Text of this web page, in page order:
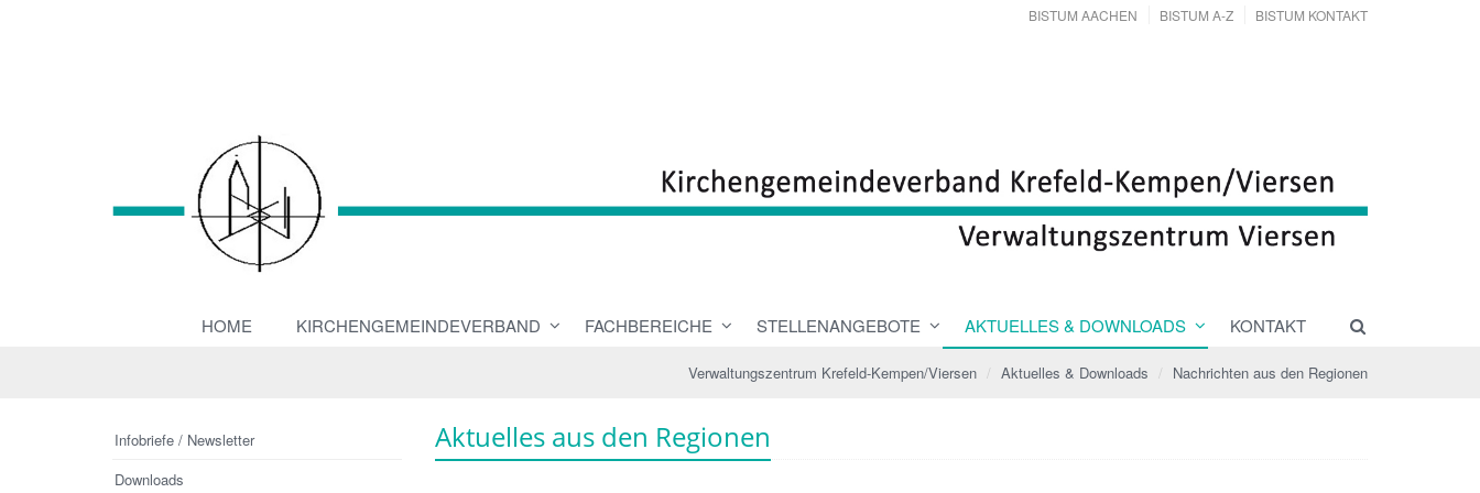
BISTUM AACHEN BISTUM A-Z BISTUM KONTAKT
HOME KIRCHENGEMEINDEVERBAND FACHBEREICHE STELLENANGEBOTE AKTUELLES & DOWNLOADS KONTAKT
Verwaltungszentrum Krefeld-Kempen/Viersen Aktuelles & Downloads Nachrichten aus den Regionen
Aktuelles aus den Regionen
Infobriefe / Newsletter
Downloads